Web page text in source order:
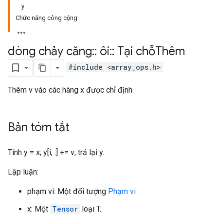
y
Chức năng công cộng
dòng chảy căng:: ôi:: Tại chỗThêm
#include <array_ops.h>
Thêm v vào các hàng x được chỉ định.
Bản tóm tắt
Tính y = x; y[i, :] += v; trả lại y.
Lập luận:
phạm vi: Một đối tượng Phạm vi
x: Một Tensor loại T.